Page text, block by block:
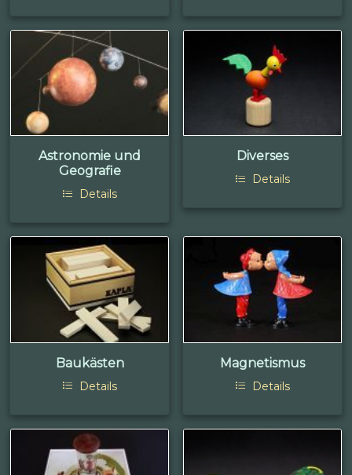
Astronomie und
Geografie
Details
Diverses
Details
Baukästen
Details
Magnetismus
Details